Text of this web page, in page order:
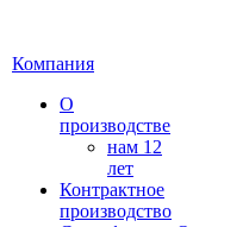
Компания
О
производстве
нам 12
лет
Контрактное
производство